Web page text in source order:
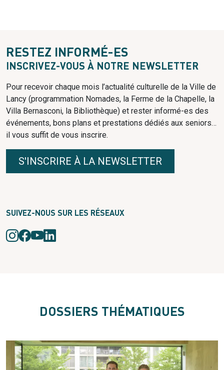
RESTEZ INFORMÉ-ES
INSCRIVEZ-VOUS À NOTRE NEWSLETTER
Pour recevoir chaque mois l’actualité culturelle de la Ville de
Lancy (programmation Nomades, la Ferme de la Chapelle, la
Villa Bernasconi, la Bibliothèque) et rester informé-es des
événements, bons plans et prestations dédiés aux seniors…
il vous suffit de vous inscrire.
S'INSCRIRE À LA NEWSLETTER
SUIVEZ-NOUS SUR LES RÉSEAUX
DOSSIERS THÉMATIQUES